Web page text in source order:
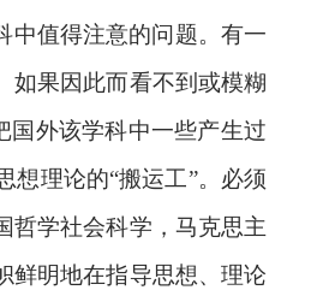
中值得注意的问题。有一
如果因此而看不到或模糊
国外该学科中一些产生过
想理论的“搬运工”。必须
哲学社会科学，马克思主
鲜明地在指导思想、理论